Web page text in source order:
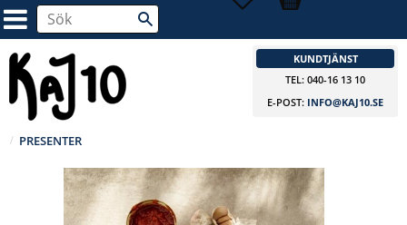
KUNDTJÄNST
TEL: 040-16 13 10
E-POST: INFO@KAJ10.SE
PRESENTER